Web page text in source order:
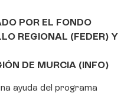
POR EL FONDO
REGIONAL (FEDER) Y
DE MURCIA (INFO)
ayuda del programa